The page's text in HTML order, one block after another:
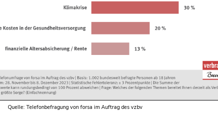
Quelle: Telefonbefragung von forsa im Auftrag des vzbv